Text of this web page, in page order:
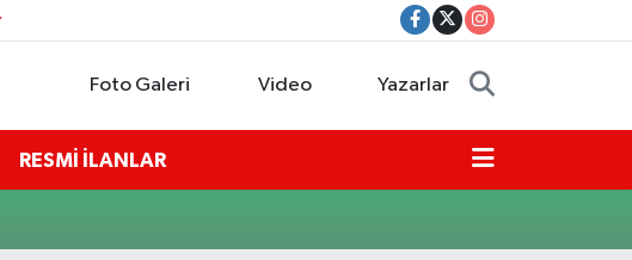
Foto Galeri Video Yazarlar
RESMİ İLANLAR